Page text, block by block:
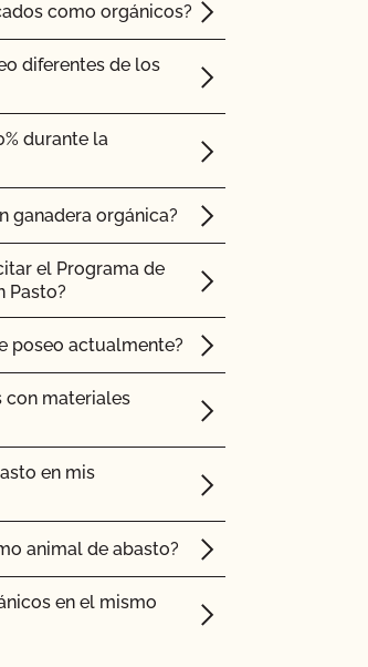
a la
me ha enviado mi
ayuda con los
(añadir superficie,
mi operación y ver
como orgánicos?
diferentes de los
durante la
ganadera orgánica?
el Programa de
Pasto?
poseo actualmente?
con materiales
en mis
animal de abasto?
en el mismo